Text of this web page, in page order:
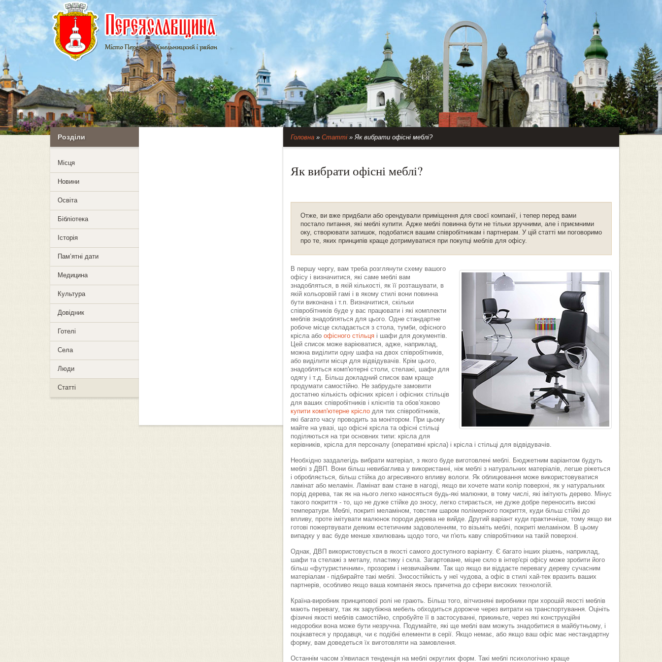
Розділи
Mісця
Новини
Освіта
Бібліотека
Історія
Пам’ятні дати
Медицина
Культура
Довідник
Готелі
Села
Люди
Статті
Головна» Статті»Як вибрати офісні меблі?
Як вибрати офісні меблі?
Отже, ви вже придбали або орендували приміщення для своєї компанії, і тепер перед вами
постало питання, які меблі купити. Адже меблі повинна бути не тільки зручними, але і приємними
оку, створювати затишок, подобатися вашим співробітникам і партнерам. У цій статті ми поговоримо
про те, яких принципів краще дотримуватися при покупці меблів для офісу.
В першу чергу, вам треба розглянути схему вашого
офісу і визначитися, які саме меблі вам
знадобляться, в якій кількості, як її розташувати, в
якій кольоровій гамі і в якому стилі вони повинна
бути виконана і т.п. Визначитися, скільки
співробітників буде у вас працювати і які комплекти
меблів знадобляться для цього. Одне стандартне
робоче місце складається з стола, тумби, офісного
крісла або офісного стільцяі шафи для документів.
Цей список може варіюватися, адже, наприклад,
можна виділити одну шафа на двох співробітників,
або виділити місця для відвідувачів. Крім цього,
знадобляться комп'ютерні столи, стелажі, шафи для
одягу і т.д. Більш докладний список вам краще
продумати самостійно. Не забрудьте замовити
достатню кількість офісних крісел і офісних стільців
для ваших співробітників і клієнтів та обов’язково
купити комп'ютерне кріслодля тих співробітників,
які багато часу проводить за монітором. При цьому
майте на увазі, що офісні крісла та офісні стільці
поділяються на три основних типи: крісла для
керівників, крісла для персоналу (оперативні крісла) і крісла і стільці для відвідувачів.
Необхідно заздалегідь вибрати матеріал, з якого буде виготовлені меблі. Бюджетним варіантом будуть
меблі з ДВП. Вони більш невибаглива у використанні, ніж меблі з натуральних матеріалів, легше ріжеться
і обробляється, більш стійка до агресивного впливу вологи. Як облицювання може використовуватися
ламінат або меламін. Ламінат вам стане в нагоді, якщо ви хочете мати колір поверхні, як у натуральних
порід дерева, так як на нього легко наносяться будь-які малюнки, в тому числі, які імітують дерево. Мінус
такого покриття - то, що не дуже стійке до зносу, легко стирається, не дуже добре переносить високі
температури. Меблі, покриті меламіном, товстим шаром полімерного покриття, куди більш стійкі до
впливу, проте імітувати малюнок породи дерева не вийде. Другий варіант куди практичніше, тому якщо ви
готові пожертвувати деяким естетичним задоволенням, то візьміть меблі, покриті меламіном. В цьому
випадку у вас буде менше хвилювань щодо того, чи п'ють каву співробітники на такій поверхні.
Однак, ДВП використовується в якості самого доступного варіанту. Є багато інших рішень, наприклад,
шафи та стелажі з металу, пластику і скла. Загартоване, міцне скло в інтер'єрі офісу може зробити його
більш «футуристичним», прозорим і незвичайним. Так що якщо ви віддаєте перевагу дереву сучасним
матеріалам - підбирайте такі меблі. Зносостійкість у неї чудова, а офіс в стилі хай-тек вразить ваших
партнерів, особливо якщо ваша компанія якось причетна до сфери високих технологій.
Країна-виробник принципової ролі не грають. Більш того, вітчизняні виробники при хорошій якості меблів
мають перевагу, так як зарубіжна мебель обходиться дорожче через витрати на транспортування. Оцініть
фізичні якості меблів самостійно, спробуйте її в застосуванні, прикиньте, через які конструкційні
недоробки вона може бути незручна. Подумайте, які ще меблі вам можуть знадобитися в майбутньому, і
поцікавтеся у продавця, чи є подібні елементи в серії. Якщо немає, або якщо ваш офіс має нестандартну
форму, вам доведеться їх виготовляти на замовлення.
Останнім часом з'явилася тенденція на меблі округлих форм. Такі меблі психологічно краще